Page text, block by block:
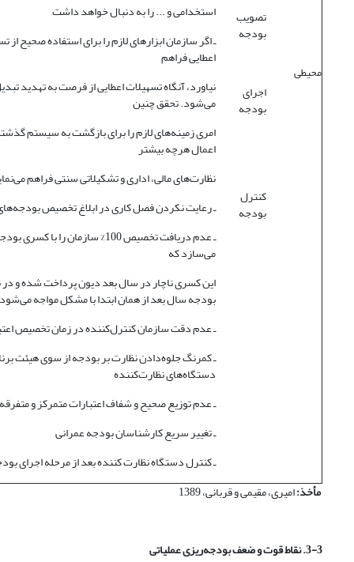
محیطی
تصویب
بودجه
اجرای
بودجه
کنترل
بودجه
استخدامی و ... را به دنبال خواهد داشت
ـ اگر سازمان ابزارهای لازم را برای استفاده صحیح از
اعطایی فراهم
نیاورد، آنگاه تسهیلات اعطایی از فرصت به تهدید
می‌شود. تحقق چنین
امری زمینه‌های لازم را برای بازگشت به سیستم
اعمال هرچه بیشتر
نظارت‌های مالی، اداری و تشکیلاتی سنتی فراهم
ـ رعایت نکردن فصل کاری در ابلاغ تخصیص
ـ عدم دریافت تخصیص 100% سازمان را با
می‌سازد که
این کسری ناچار در سال بعد دیون پرداخت شده و در
بودجه سال بعد از همان ابتدا با مشکل مواجه می‌شود
ـ عدم دقت سازمان کنترل‌کننده در زمان تخصیص
ـ کمرنگ جلوه‌دادن نظارت بر بودجه از سوی هیئت
دستگاه‌های نظارت‌کننده
ـ عدم توزیع صحیح و شفاف اعتبارات متمرکز و متفرقه
ـ تغییر سریع کارشناسان بودجه عمرانی
ـ کنترل دستگاه نظارت کننده بعد از مرحله اجرای
مأخذ:امیری، مقیمی و قربانی، 1389
3-3. نقاط قوت و ضعف بودجه‌ریزی عملیاتی